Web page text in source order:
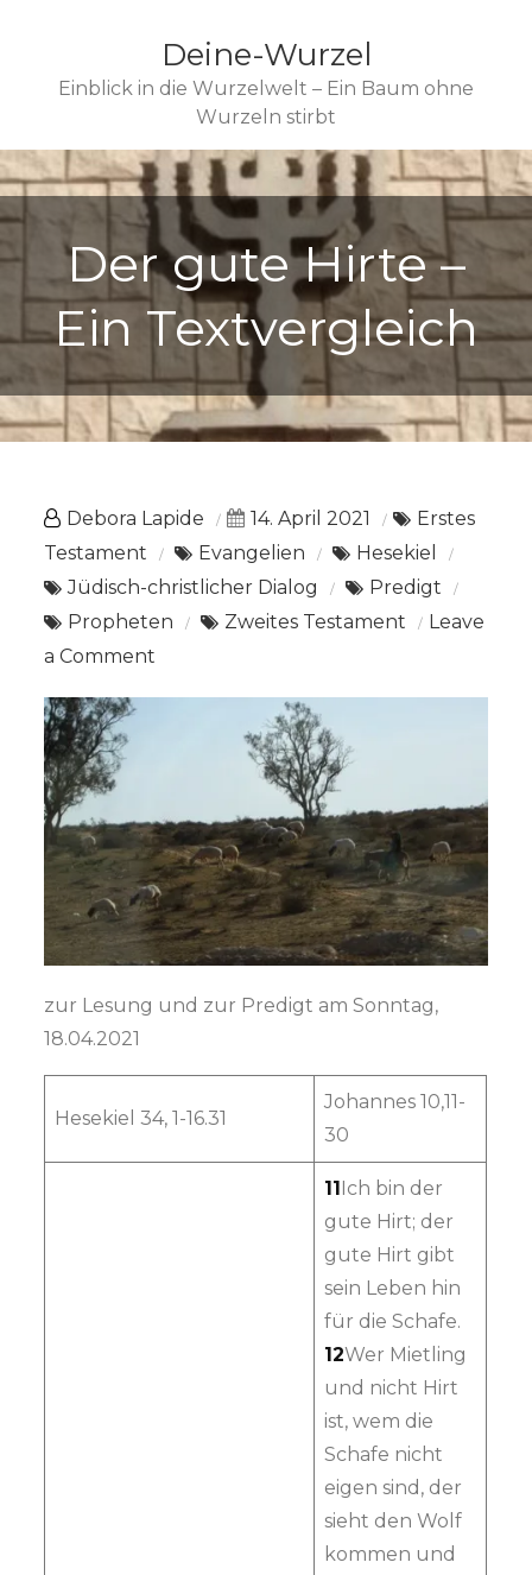
Deine-Wurzel
Einblick in die Wurzelwelt – Ein Baum ohne
Wurzeln stirbt
Der gute Hirte –
Ein Textvergleich
Debora Lapide 14. April 2021
Erstes
Testament
Evangelien
Hesekiel
Jüdisch-christlicher Dialog
Predigt
Propheten
Zweites Testament
Leave
a Comment
Ein
Textvergleich
zur Lesung und zur Predigt am Sonntag,
18.04.2021
Hesekiel 34, 1-16.31
Johannes 10,11-
30
11Ich bin der
gute Hirt; der
gute Hirt gibt
sein Leben hin
für die Schafe.
12Wer Mietling
und nicht Hirt
ist, wem die
Schafe nicht
eigen sind, der
sieht den Wolf
kommen und